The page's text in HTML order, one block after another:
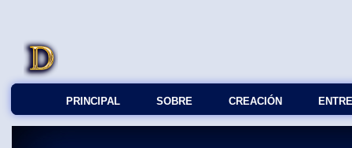
PRINCIPAL SOBRE СREACIÓN